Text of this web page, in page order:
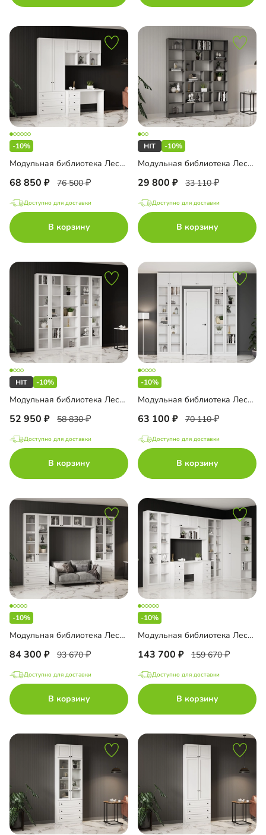
-10%
Модульная библиотека Лестер-8
68 850 76 500
Доступно для доставки
В корзину
-10%
Модульная библиотека Лестер-9
29 800 33 110
Доступно для доставки
В корзину
-10%
Модульная библиотека Лестер-10
52 950 58 830
Доступно для доставки
В корзину
-10%
Модульная библиотека Лестер-11
63 100 70 110
Доступно для доставки
В корзину
-10%
Модульная библиотека Лестер-12
84 300 93 670
Доступно для доставки
В корзину
-10%
Модульная библиотека Лестер-13
143 700 159 670
Доступно для доставки
В корзину